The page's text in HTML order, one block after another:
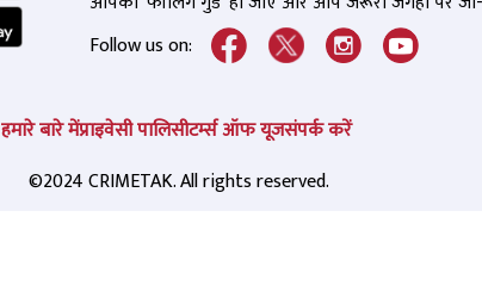
Follow us on:
हमारे बारे मेंप्राइवेसी पालिसीटर्म्स ऑफ यूजसंपर्क करें
©2024 CRIMETAK. All rights reserved.